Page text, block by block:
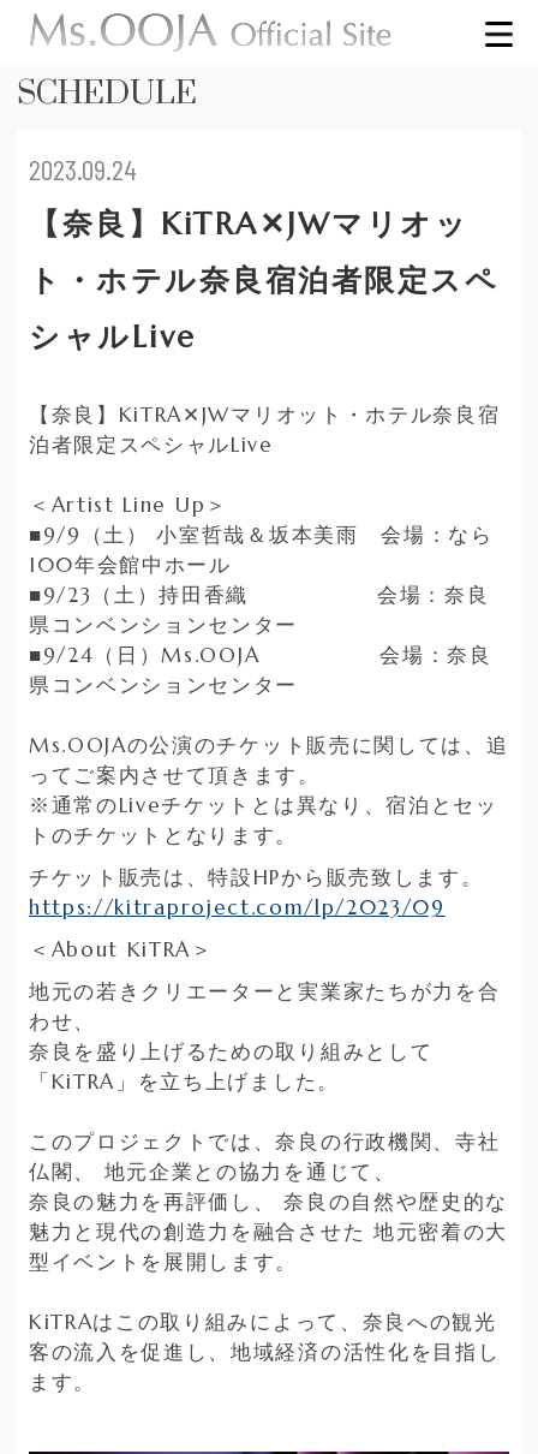
SCHEDULE
2023.09.24
【奈良】KiTRA✕JWマリオッ
ト・ホテル奈良宿泊者限定スペ
シャルLive
【奈良】KiTRA✕JWマリオット・ホテル奈良宿
泊者限定スペシャルLive
＜Artist Line Up＞
■9/9（土） 小室哲哉＆坂本美雨 会場：なら
100年会館中ホール
■9/23（土）持田香織 会場：奈良
県コンベンションセンター
■9/24（日）Ms.OOJA 会場：奈良
県コンベンションセンター
Ms.OOJAの公演のチケット販売に関しては、追
ってご案内させて頂きます。
※通常のLiveチケットとは異なり、宿泊とセッ
トのチケットとなります。
チケット販売は、特設HPから販売致します。
https://kitraproject.com/lp/2023/09
＜About KiTRA＞
地元の若きクリエーターと実業家たちが力を合
わせ、
奈良を盛り上げるための取り組みとして
「KiTRA」を立ち上げました。
このプロジェクトでは、奈良の行政機関、寺社
仏閣、 地元企業との協力を通じて、
奈良の魅力を再評価し、 奈良の自然や歴史的な
魅力と現代の創造力を融合させた 地元密着の大
型イベントを展開します。
KiTRAはこの取り組みによって、奈良への観光
客の流入を促進し、地域経済の活性化を目指し
ます。